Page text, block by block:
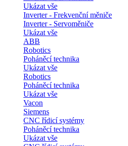
Ukázat vše
Inverter - Frekvenční měniče
Inverter - Servoměniče
Ukázat vše
ABB
Robotics
Poháněcí technika
Ukázat vše
Robotics
Poháněcí technika
Ukázat vše
Vacon
Siemens
CNC řídicí systémy
Poháněcí technika
Ukázat vše